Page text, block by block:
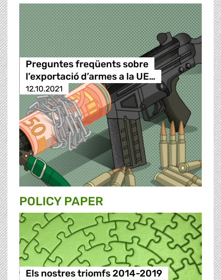
Preguntes freqüents sobre
l’exportació d’armes a la UE…
12.10.2021
POLICY PAPER
Els nostres triomfs 2014-2019